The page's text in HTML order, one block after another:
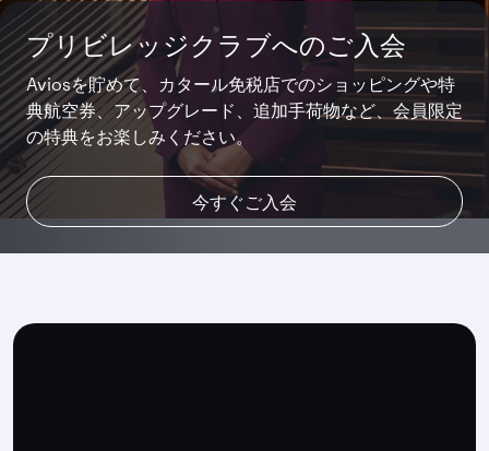
プリビレッジクラブへのご入会
Aviosを貯めて、カタール免税店でのショッピングや特
典航空券、アップグレード、追加手荷物など、会員限定
の特典をお楽しみください。
今すぐご入会
世界最速機内Wi-Fi Starlink
最大500Mbpsの通信速度で、ご自宅での接続と同じよ
うに快適にインターネットをご利用いただけます。
詳細はこちら
極上の空の旅へ
新たなラグジュアリーを体現した、一生の記憶に刻まれ
る旅へ。ゆとりある空間とプライバシーの中で、くつろ
ぎながらお食事や癒しのひとときをお楽しみください。
詳細はこちら
絶景と特典を楽しむ旅へ
ザ・オーチャードの息をのむような絶景に包まれる特別
なひとときをお楽しみください。カタール免税店でショ
ッピングやダイニングを満喫しながら、特典もご活用い
ただけます。
特典を確認する（英語）